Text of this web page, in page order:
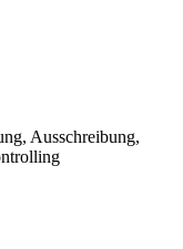
Ausschreibung,